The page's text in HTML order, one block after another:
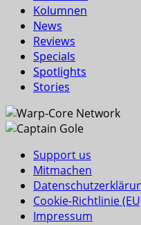
Kolumnen
News
Reviews
Specials
Spotlights
Stories
Support us
Mitmachen
Cookie-Richtlinie
Impressum